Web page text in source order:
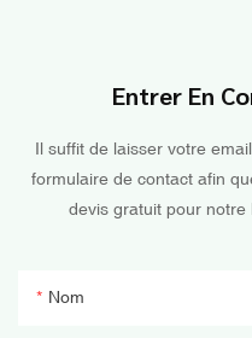
Entrer En
Il suffit de laisser votre
formulaire de contact afin
devis gratuit pour
Nom